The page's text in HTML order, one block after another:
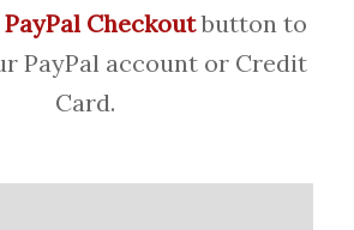
PayPal Checkoutbutton to
PayPal account or Credit
Card.